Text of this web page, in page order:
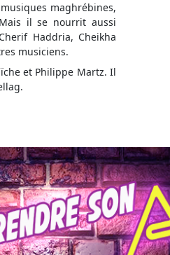
maghrébines,
il se nourrit aussi
Haddria, Cheikha
musiciens.
et Philippe Martz. Il